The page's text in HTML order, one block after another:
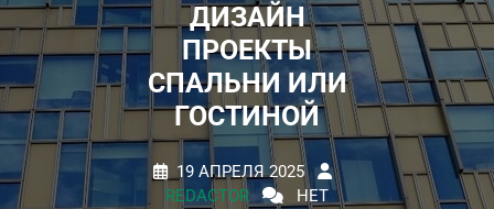
ДИЗАЙН
ПРОЕКТЫ
СПАЛЬНИ ИЛИ
ГОСТИНОЙ
19 АПРЕЛЯ 2025
REDACTOR
НЕТ